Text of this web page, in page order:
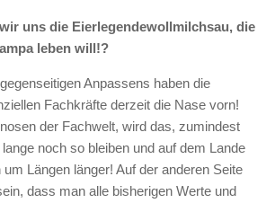
uns die Eierlegendewollmilchsau, die
leben will!?
Anpassens haben die
Fachkräfte derzeit die Nase vorn!
der Fachwelt, wird das, zumindest
noch so bleiben und auf dem Lande
Längen länger! Auf der anderen Seite
dass man alle bisherigen Werte und